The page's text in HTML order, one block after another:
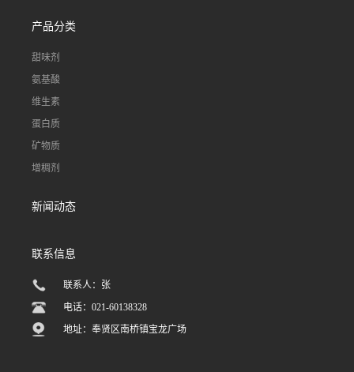
产品分类
甜味剂
氨基酸
维生素
蛋白质
矿物质
增稠剂
新闻动态
联系信息
联系人：张
电话：021-60138328
地址：奉贤区南桥镇宝龙广场